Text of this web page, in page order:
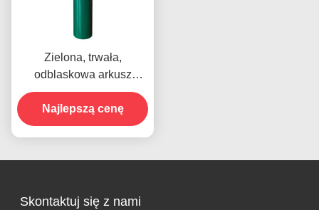
Zielona, trwała,
odblaskowa arkusz
akrylowy winylu dla
bezpieczeństwa
drogowego
Najlepszą cenę
Skontaktuj się z nami